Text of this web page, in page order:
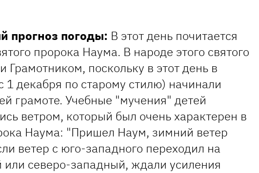
прогноз погоды: В этот день почитается
пророка Наума. В народе этого святого
Грамотником, поскольку в этот день в
1 декабря по старому стилю) начинали
грамоте. Учебные "мучения" детей
ветром, который был очень характерен в
Наума: "Пришел Наум, зимний ветер
ветер с юго-западного переходил на
или северо-западный, ждали усиления